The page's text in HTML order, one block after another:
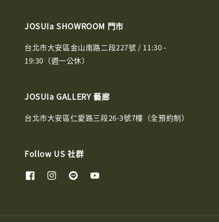
JOSUIa SHOWROOM 門市
台北市大安區金山南路二段227號 / 11:30 -
19:30（週一公休）
JOSUIa GALLERY 藝廊
台北市大安區仁愛路三段26-3號7樓（全預約制）
Follow US 社群